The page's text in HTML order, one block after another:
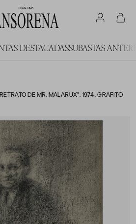
DESTACADASSUBASTAS
DE MR. MALARUX", 1974 , GRAFITO